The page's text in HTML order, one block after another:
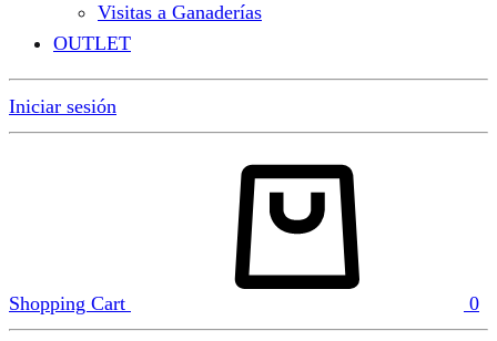
Visitas a Ganaderías
OUTLET
Iniciar sesión
Shopping Cart 0